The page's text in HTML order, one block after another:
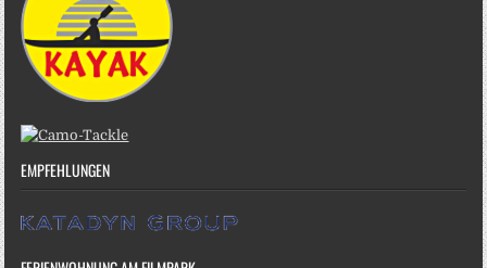
EMPFEHLUNGEN